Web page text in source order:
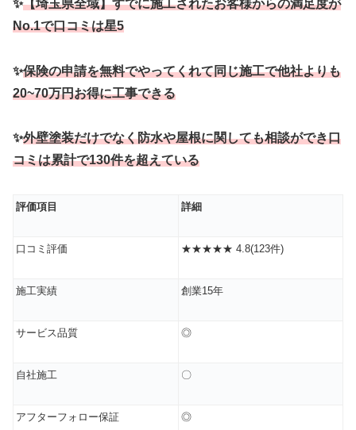
✨【埼玉県全域】すでに施工されたお客様からの満足度が
No.1で口コミは星5
✨保険の申請を無料でやってくれて同じ施工で他社よりも
20~70万円お得に工事できる
✨外壁塗装だけでなく防水や屋根に関しても相談ができ口
コミは累計で130件を超えている
評価項目 詳細
口コミ評価 ★★★★★ 4.8(123件)
施工実績 創業15年
サービス品質 ◎
自社施工 〇
アフターフォロー保証 ◎